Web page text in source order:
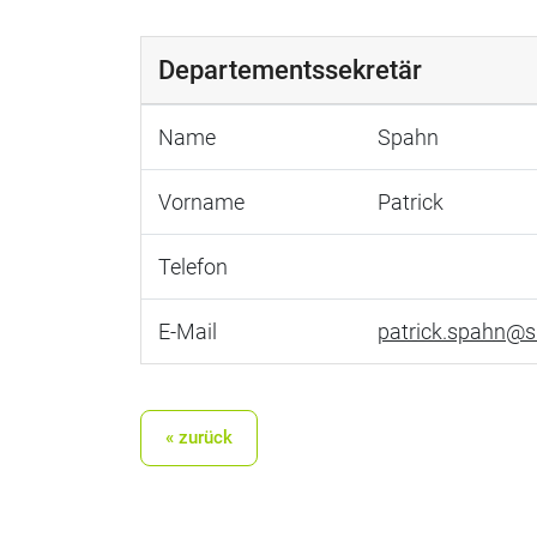
Departementssekretär
Name Spahn
Vorname Patrick
Telefon
E-Mail
« zurück